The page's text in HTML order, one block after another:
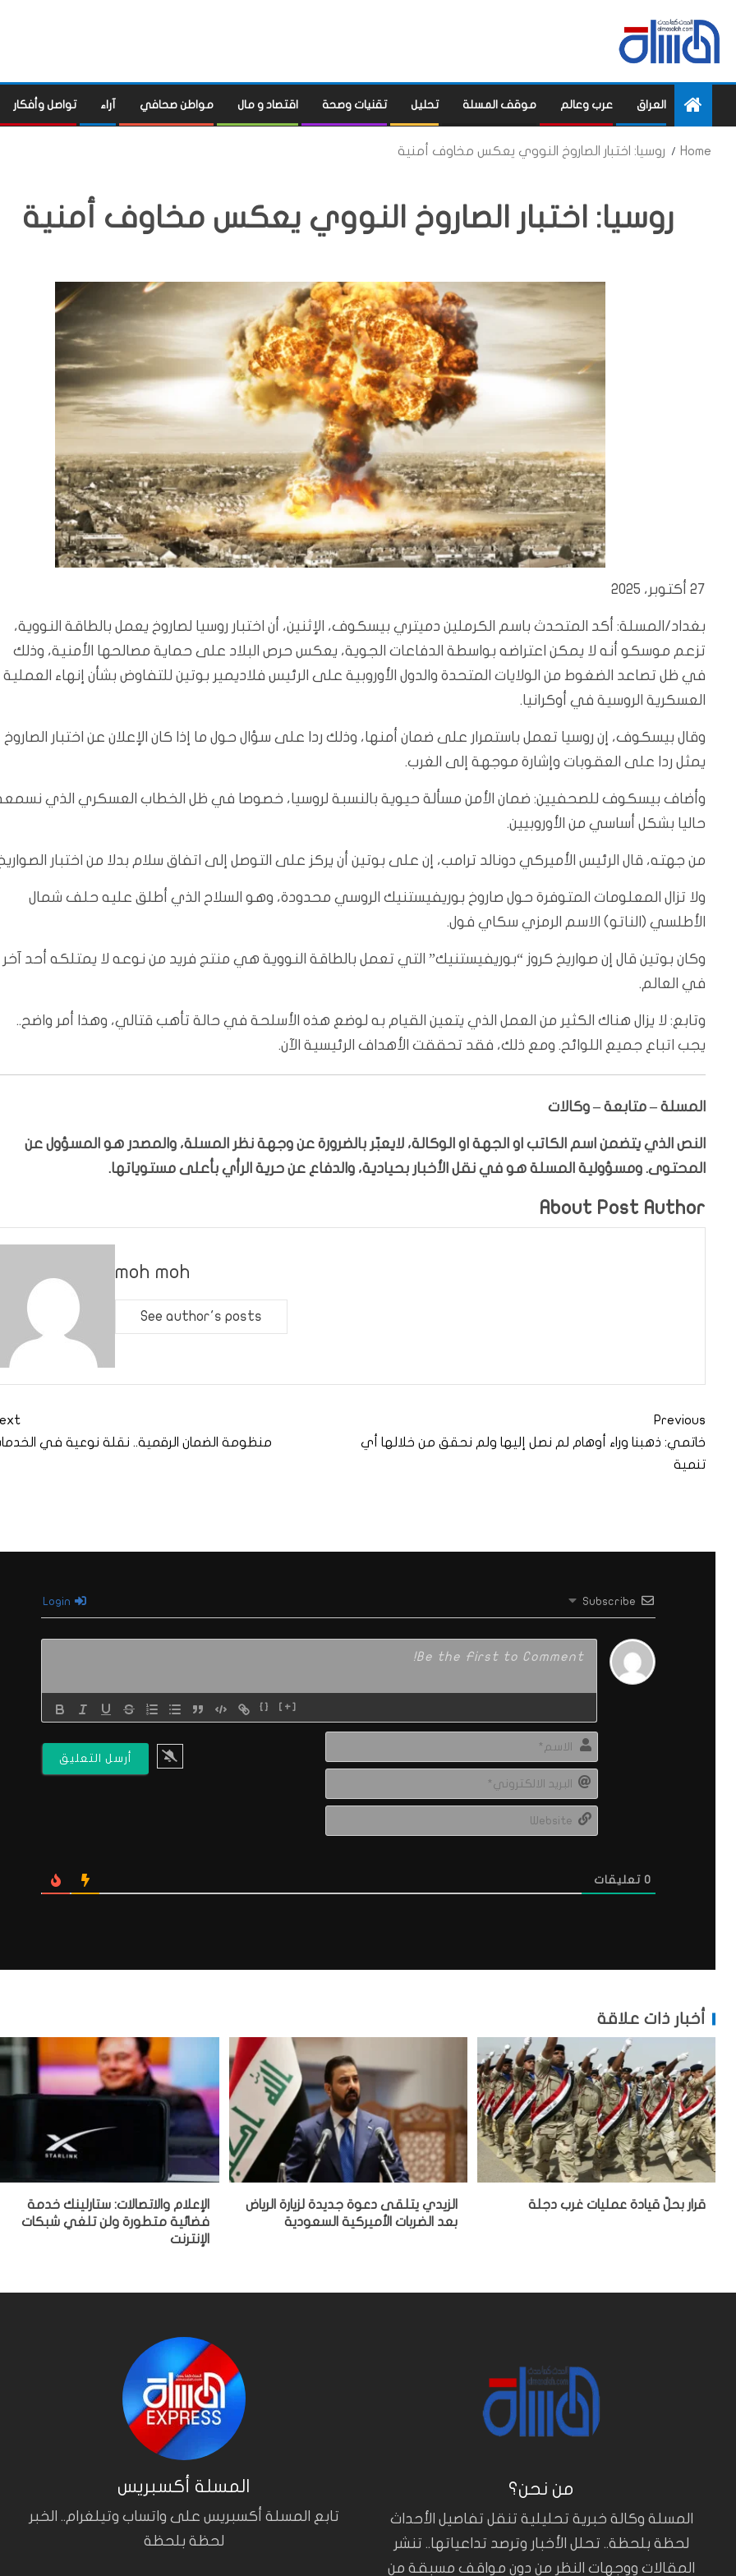
العراق عرب وعالم موقف المسلة تحليل تقنيات وصحة اقتصاد و مال مواطن صحافي آراء تواصل وأفكار
Home روسيا: اختبار الصاروخ النووي يعكس مخاوف أمنية
روسيا: اختبار الصاروخ النووي يعكس مخاوف أمنية
27 أكتوبر، 2025
بغداد/المسلة: أكد المتحدث باسم الكرملين دميتري بيسكوف، الإثنين، أن اختبار روسيا لصاروخ يعمل بالطاقة النووية،
تزعم موسكو أنه لا يمكن اعتراضه بواسطة الدفاعات الجوية، يعكس حرص البلاد على حماية مصالحها الأمنية، وذلك
في ظل تصاعد الضغوط من الولايات المتحدة والدول الأوروبية على الرئيس فلاديمير بوتين للتفاوض بشأن إنهاء العملية
العسكرية الروسية في أوكرانيا.
وقال بيسكوف، إن روسيا تعمل باستمرار على ضمان أمنها، وذلك ردا على سؤال حول ما إذا كان الإعلان عن اختبار الصاروخ
يمثل ردا على العقوبات وإشارة موجهة إلى الغرب.
وأضاف بيسكوف للصحفيين: ضمان الأمن مسألة حيوية بالنسبة لروسيا، خصوصا في ظل الخطاب العسكري الذي
حاليا بشكل أساسي من الأوروبيين.
من جهته، قال الرئيس الأميركي دونالد ترامب، إن على بوتين أن يركز على التوصل إلى اتفاق سلام بدلا من اختبار
ولا تزال المعلومات المتوفرة حول صاروخ بوريفيستنيك الروسي محدودة، وهو السلاح الذي أطلق عليه حلف شمال
الأطلسي (الناتو) الاسم الرمزي سكاي فول.
وكان بوتين قال إن صواريخ كروز “بوريفيستنيك” التي تعمل بالطاقة النووية هي منتج فريد من نوعه لا يمتلكه أحد آخر
في العالم.
وتابع: لا يزال هناك الكثير من العمل الذي يتعين القيام به لوضع هذه الأسلحة في حالة تأهب قتالي، وهذا أمر واضح..
يجب اتباع جميع اللوائح. ومع ذلك، فقد تحققت الأهداف الرئيسية الآن.
المسلة – متابعة – وكالات
النص الذي يتضمن اسم الكاتب او الجهة او الوكالة، لايعبّر بالضرورة عن وجهة نظر المسلة، والمصدر هو المسؤول عن
المحتوى. ومسؤولية المسلة هو في نقل الأخبار بحيادية، والدفاع عن حرية الرأي بأعلى مستوياتها.
About Post Author
moh moh
See author's posts
Previous
خاتمي: ذهبنا وراء أوهام لم نصل إليها ولم نحقق من خلالها أي
تنمية
منظومة الضمان الرقمية.. نقلة نوعية في
Subscribe
{} [+]
0 تعليقات
أخبار ذات علاقة
قرار بحلّ قيادة عمليات غرب دجلة
الزيدي يتلقى دعوة جديدة لزيارة الرياض
بعد الضربات الأميركية السعودية
الإعلام والاتصالات: ستارلينك خدمة
فضائية متطورة ولن تلغي شبكات
الإنترنت
المسلة أكسبريس
تابع المسلة أكسبريس على واتساب وتيلغرام.. الخبر
لحظة بلحظة
من نحن؟
المسلة وكالة خبرية تحليلية تنقل تفاصيل الأحداث
لحظة بلحظة.. تحلل الأخبار وترصد تداعياتها.. تنشر
المقالات ووجهات النظر من دون مواقف مسبقة من